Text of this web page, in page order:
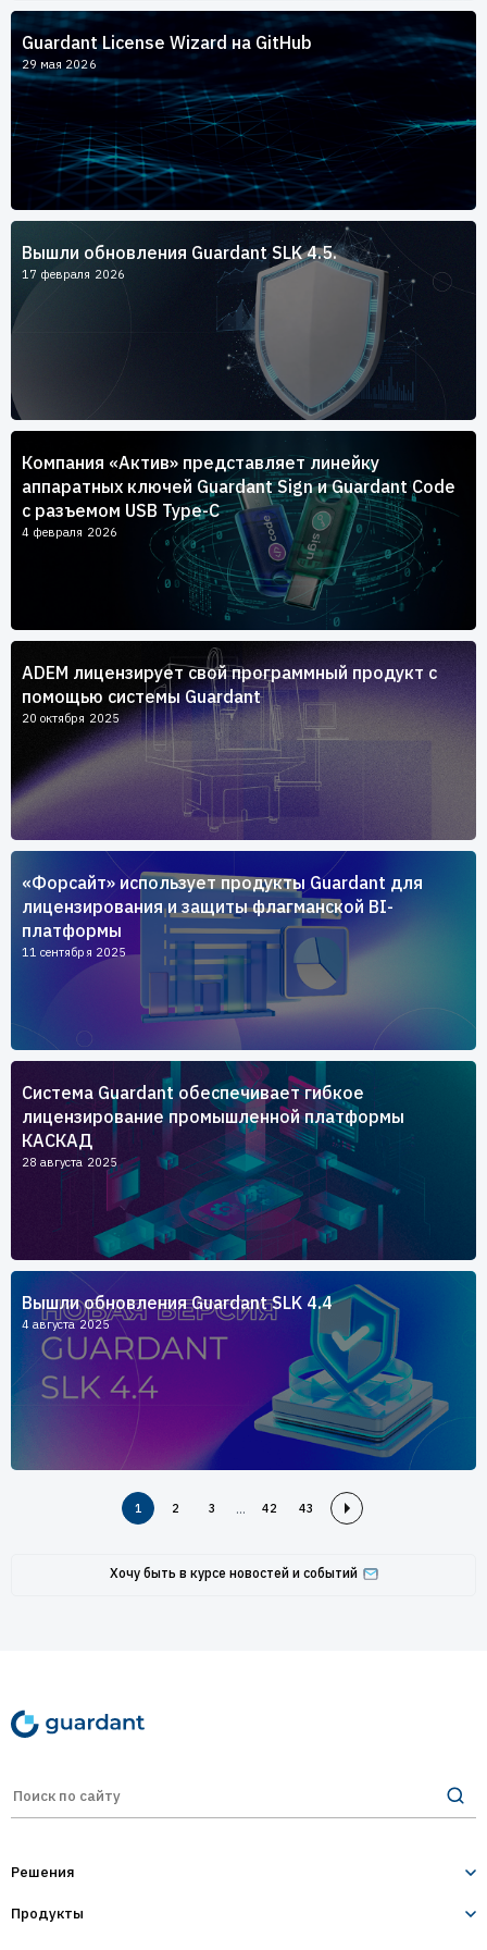
Пресс-центр
Новости
Мероприятия
Экспертиза
Пресс-кит
Пользователям
Техническая поддержка
Guardant License Wizard на GitHub
29 мая 2026
Вышли обновления Guardant SLK 4.5.
17 февраля 2026
Компания «Актив» представляет линейку
аппаратных ключей Guardant Sign и Guardant Code
с разъемом USB Type-C
4 февраля 2026
ADEM лицензирует свой программный продукт с
помощью системы Guardant
20 октября 2025
«Форсайт» использует продукты Guardant для
лицензирования и защиты флагманской BI-
платформы
11 сентября 2025
Система Guardant обеспечивает гибкое
лицензирование промышленной платформы
КАСКАД
28 августа 2025
Вышли обновления Guardant SLK 4.4
4 августа 2025
1 2 3 ... 42 43
Хочу быть в курсе новостей и событий
Решения
Лицензирование и защита ПО
Продукты